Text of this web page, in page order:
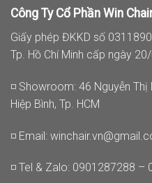
Công Ty Cổ Phần Win
Giấy phép ĐKKD số
Tp. Hồ Chí Minh cấp ngày
◽ Showroom: 46 Nguyễn Thị
Hiệp Bình, Tp. HCM
◽ Email:
◽ Tel & Zalo: 0901287288 –